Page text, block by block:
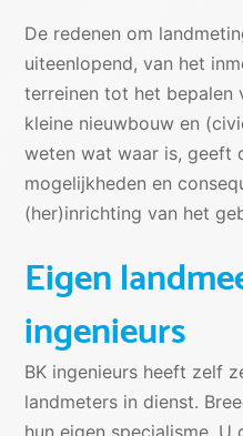
De redenen om
uiteenlopend, van het
terreinen tot het bepalen
kleine nieuwbouw en
weten wat waar is, geeft
mogelijkheden en
(her)inrichting van het
Eigen
ingenieurs
BK ingenieurs heeft zelf
landmeters in dienst.
hun eigen specialisme.